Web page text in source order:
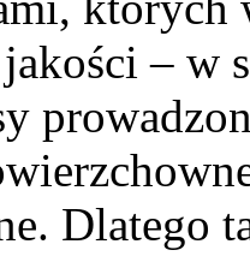
– w
Dlatego